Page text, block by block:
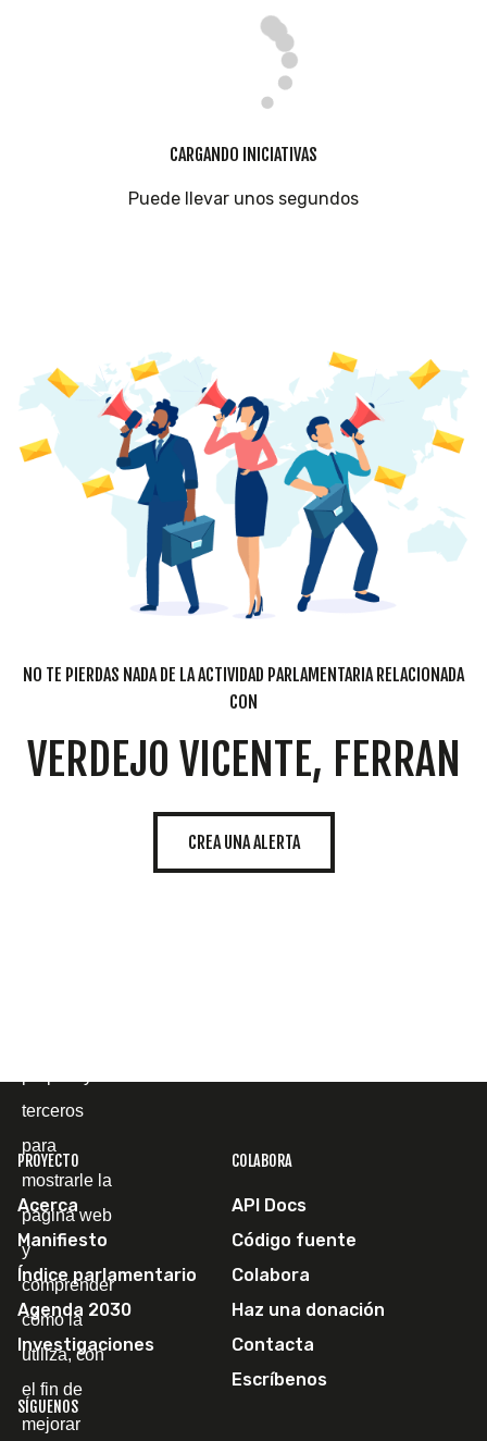
CARGANDO INICIATIVAS
Puede llevar unos segundos
NO TE PIERDAS NADA DE LA ACTIVIDAD PARLAMENTARIA RELACIONADA
CON
VERDEJO VICENTE, FERRAN
CREA UNA ALERTA
PROYECTO
Acerca
Manifiesto
Índice parlamentario
Agenda 2030
Investigaciones
COLABORA
API Docs
Código fuente
Colabora
Haz una donación
Contacta
Escríbenos
SÍGUENOS
terceros
para
mostrarle la
página web
y
comprender
cómo la
utiliza, con
el fin de
mejorar